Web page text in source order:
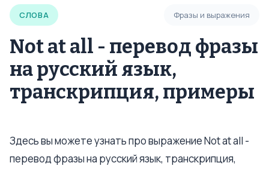
СЛОВА Фразы и выражения
Not at all - перевод фразы
на русский язык,
транскрипция, примеры
Здесь вы можете узнать про выражение Not at all -
перевод фразы на русский язык, транскрипция,